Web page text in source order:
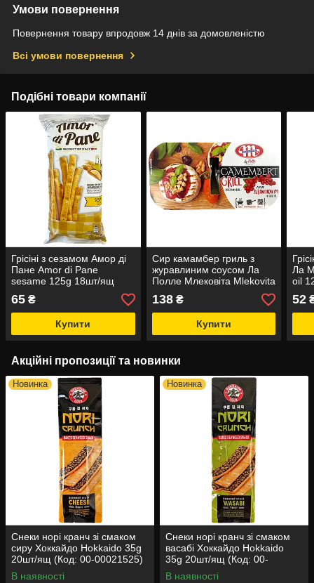
Умови повернення
Повернення товару впродовж 14 днів за домовленістю
Всі умови повернення
Подібні товари компанії
Грісіні з сезамом Амор ді
Пане Amor di Pane
sesame 125g 18шт/ящ
(Код: 00-00014242)
65 ₴
Купити
Сир камамбер гриль з
журавлиним соусом Ла
Полле Млековіта Mlekovita
Camembert grill 2*125g
6шт/ящ (Код: 00-
00006098)
138₴
Купити
Ла
oil
52
Акційні пропозиції та новинки
Новинка
Снеки норі кранч зі смаком
сиру Хоккайдо Hokkaido 35g
20шт/ящ (Код: 00-00021525)
В наявності
Новинка
Снеки норі кранч зі смаком
васабі Хоккайдо Hokkaido
35g 20шт/ящ (Код: 00-
00021526)
В наявності